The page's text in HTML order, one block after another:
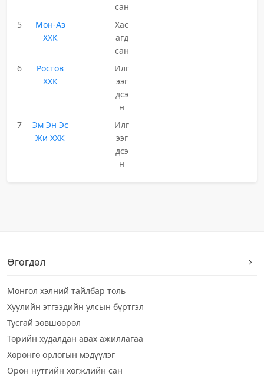
сан
5
Мон-Аз
ХХК
Хас
агд
сан
6
Ростов
ХХК
Илг
ээг
дсэ
н
7
Эм Эн Эс
Жи ХХК
Илг
ээг
дсэ
н
Өгөгдөл
Монгол хэлний тайлбар толь
Хуулийн этгээдийн улсын бүртгэл
Тусгай зөвшөөрөл
Төрийн худалдан авах ажиллагаа
Хөрөнгө орлогын мэдүүлэг
Орон нутгийн хөгжлийн сан